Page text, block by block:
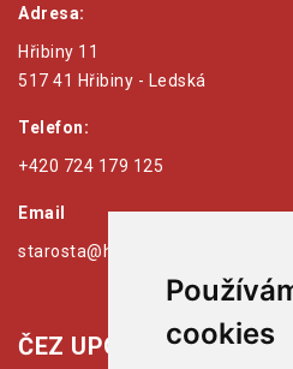
cookies
Adresa:
Hřibiny 11
517 41 Hřibiny - Ledská
Telefon:
+420 724 179 125
Email
starosta@hribiny-ledska.cz
ČEZ UPOZORŇUJE: